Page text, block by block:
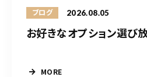
ブログ 2026.08.05
お好きなオプション選び
MORE